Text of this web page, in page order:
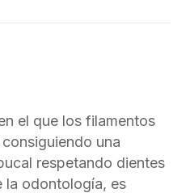
el que los filamentos
una
respetando dientes
la odontología, es